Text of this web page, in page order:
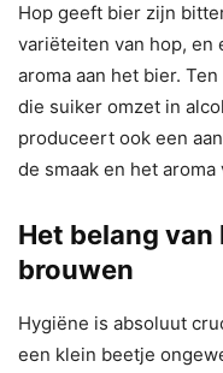
Hop geeft bier zijn
variëteiten van hop, en
aroma aan het bier.
die suiker omzet in
produceert ook een
de smaak en het aroma
Het belang
brouwen
Hygiëne is absoluut
een klein beetje